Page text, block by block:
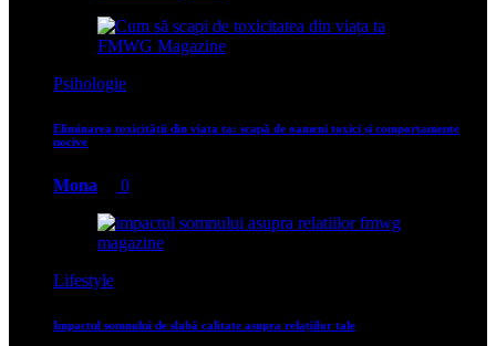
Psihologie
Eliminarea toxicității din viața ta: scapă de oameni toxici și comportamente
nocive
Mona 0
Lifestyle
Impactul somnului de slabă calitate asupra relațiilor tale